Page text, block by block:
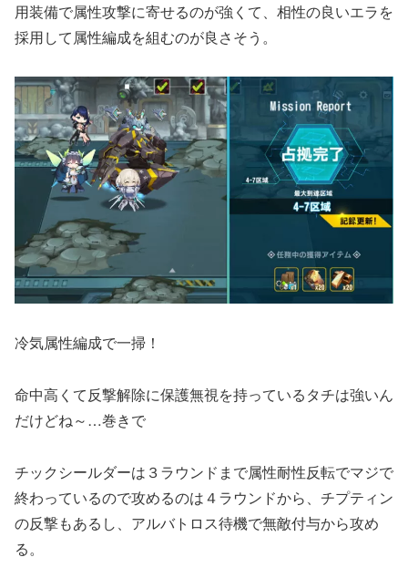
用装備で属性攻撃に寄せるのが強くて、相性の良いエラを
採用して属性編成を組むのが良さそう。
冷気属性編成で一掃！
命中高くて反撃解除に保護無視を持っているタチは強いん
だけどね～…巻きで
チックシールダーは３ラウンドまで属性耐性反転でマジで
終わっているので攻めるのは４ラウンドから、チプティン
の反撃もあるし、アルバトロス待機で無敵付与から攻め
る。